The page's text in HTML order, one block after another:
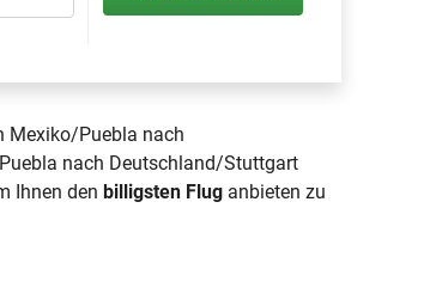
Mexiko/Puebla nach
nach Deutschland/Stuttgart
Ihnen denbilligsten Flug anbieten zu